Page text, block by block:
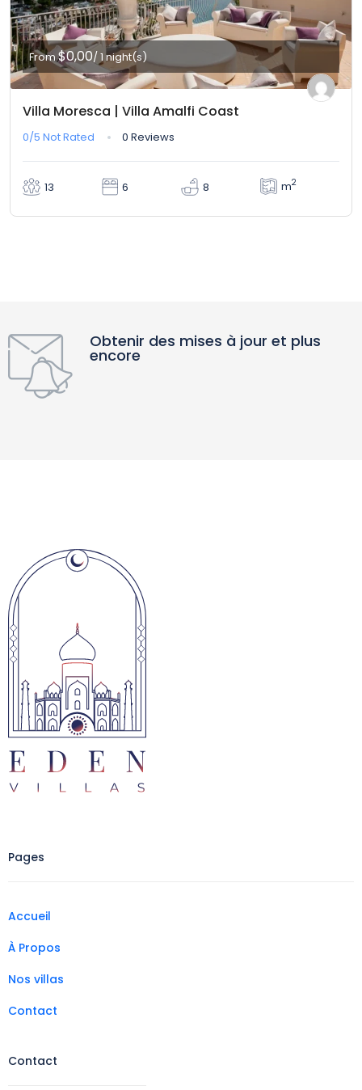
From$0,00/ 1 night(s)
Villa Moresca | Villa Amalfi Coast
0/5 Not Rated 0 Reviews
13 6 8 m2
Obtenir des mises à jour et plus
encore
Pages
Accueil
À Propos
Nos villas
Contact
Contact